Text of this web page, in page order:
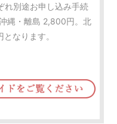
れ別途お申し込み手続
縄・離島 2,800円。北
なります。